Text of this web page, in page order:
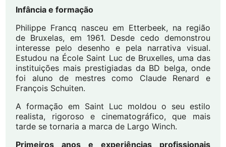
Infância e formação
Philippe Francq nasceu em Etterbeek, na região
de Bruxelas, em 1961. Desde cedo demonstrou
interesse pelo desenho e pela narrativa visual.
Estudou na École Saint Luc de Bruxelles, uma das
instituições mais prestigiadas da BD belga, onde
foi aluno de mestres como Claude Renard e
François Schuiten.
A formação em Saint Luc moldou o seu estilo
realista, rigoroso e cinematográfico, que mais
tarde se tornaria a marca de Largo Winch.
Primeiros anos e experiências profissionais